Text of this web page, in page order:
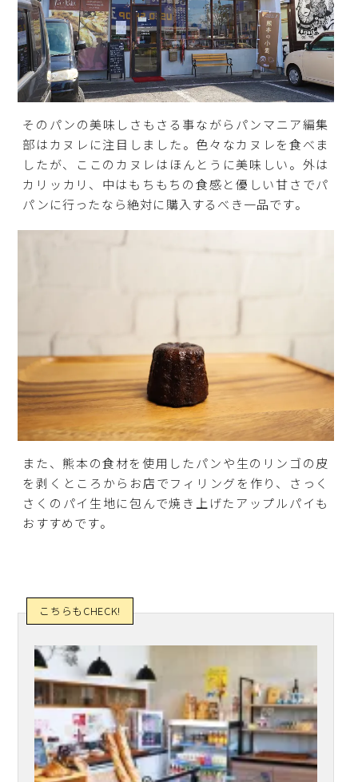
そのパンの美味しさもさる事ながらパンマニア編集
部はカヌレに注目しました。色々なカヌレを食べま
したが、ここのカヌレはほんとうに美味しい。外は
カリッカリ、中はもちもちの食感と優しい甘さでパ
パンに行ったなら絶対に購入するべき一品です。
また、熊本の食材を使用したパンや生のリンゴの皮
を剥くところからお店でフィリングを作り、さっく
さくのパイ生地に包んで焼き上げたアップルパイも
おすすめです。